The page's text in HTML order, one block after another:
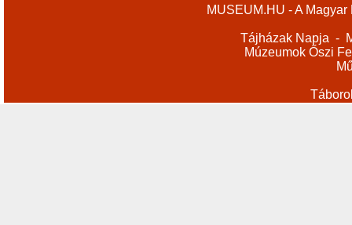
MUSEUM.HU - A
Tájházak Napja -
Múzeumok Őszi